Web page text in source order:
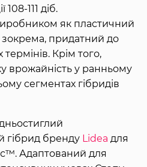
108-111 діб.
як пластичний
зокрема, придатний до
Крім того,
врожайність у ранньому
сегментах гібридів
гібрид бренду Lidea для
Адаптований для